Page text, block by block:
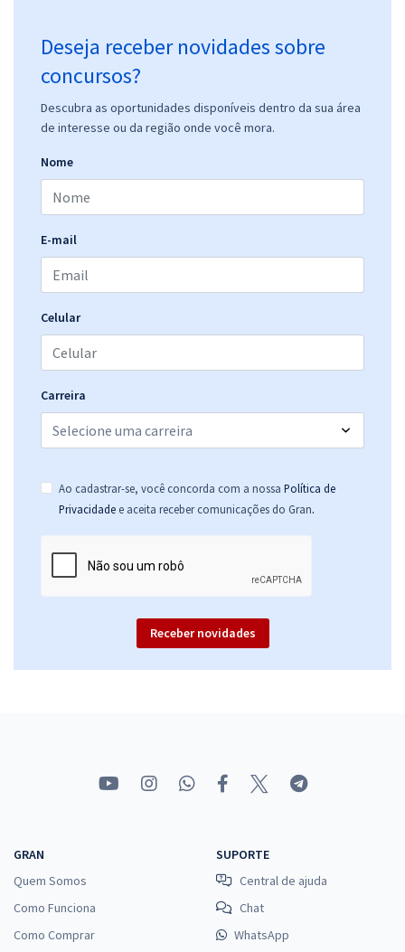
Deseja receber novidades sobre
concursos?
Descubra as oportunidades disponíveis dentro da sua área
de interesse ou da região onde você mora.
Nome
E-mail
Celular
Carreira
Ao cadastrar-se, você concorda com a nossa Política de
Privacidade e aceita receber comunicações do Gran.
Receber novidades
GRAN
Quem Somos
Como Funciona
Como Comprar
SUPORTE
Central de ajuda
Chat
WhatsApp